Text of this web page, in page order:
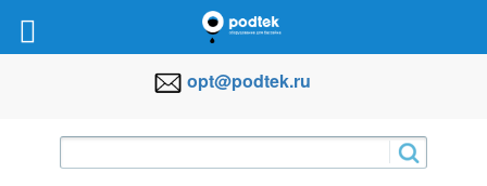
opt@podtek.ru